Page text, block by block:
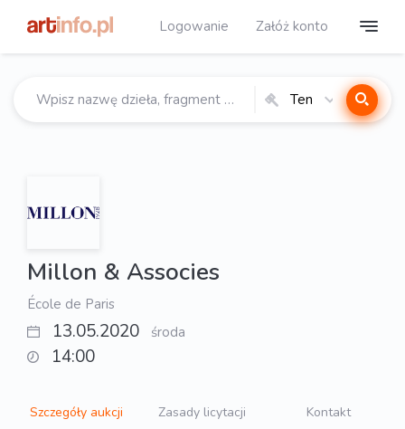
Logowanie Załóż konto
Ten
Millon & Associes
École de Paris
13.05.2020 środa
14:00
Szczegóły aukcji Zasady licytacji Kontakt